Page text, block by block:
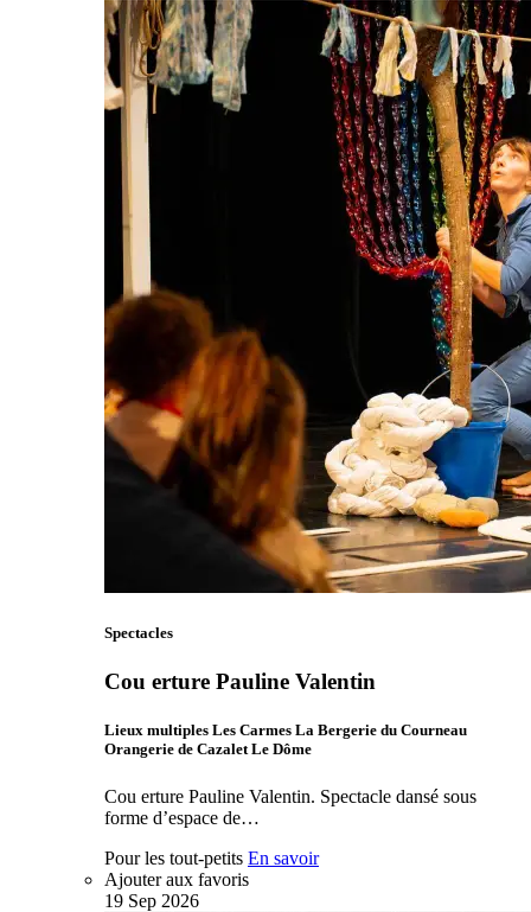
Spectacles
Cou erture Pauline Valentin
Lieux multiples Les Carmes La Bergerie du Courneau
Orangerie de Cazalet Le Dôme
Cou erture Pauline Valentin. Spectacle dansé sous
forme d’espace de…
Pour les tout-petits En savoir
Ajouter aux favoris
19 Sep 2026